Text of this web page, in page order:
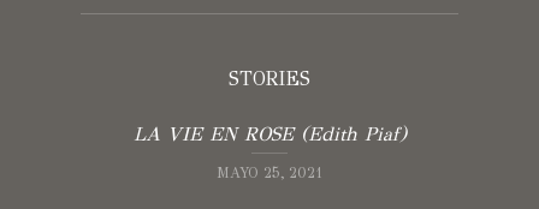
STORIES
LA VIE EN ROSE (Edith Piaf)
MAYO 25, 2021